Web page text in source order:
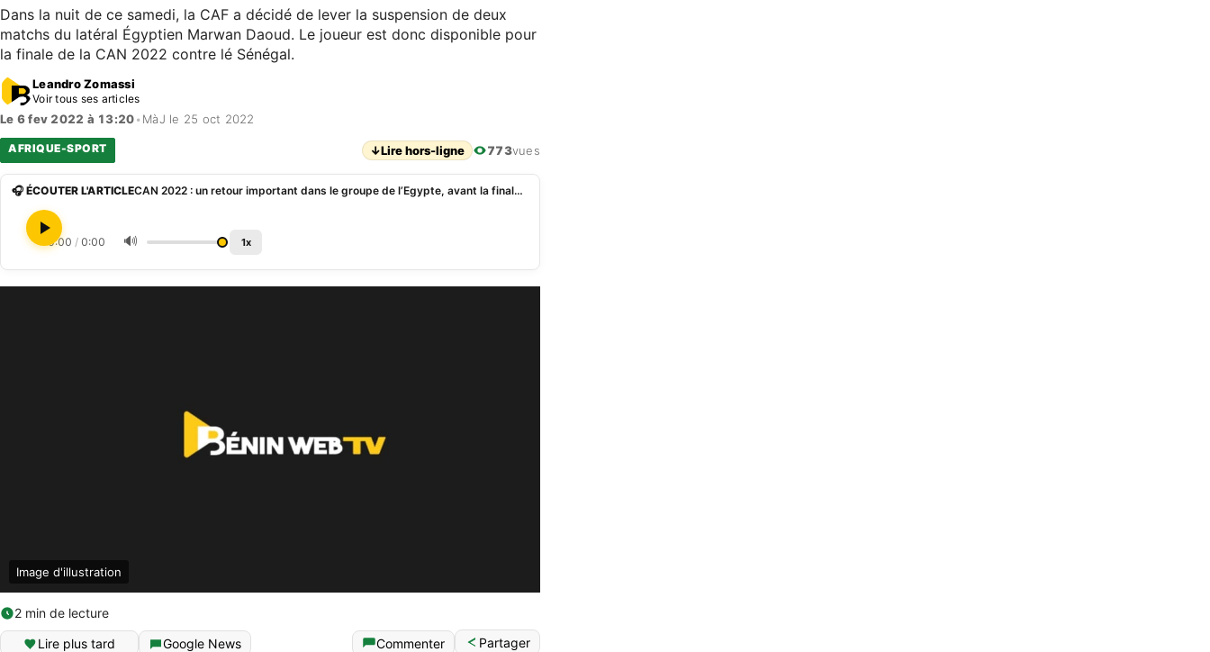
Dans la nuit de ce samedi, la CAF a décidé de lever la suspension de deux
matchs du latéral Égyptien Marwan Daoud. Le joueur est donc disponible pour
la finale de la CAN 2022 contre lé Sénégal.
Leandro Zomassi
Voir tous ses articles
Le 6 fev 2022 à 13:20• MàJ le 25 oct 2022
AFRIQUE-SPORT ↓Lire hors-ligne 773vues
🎧 ÉCOUTER L'ARTICLE CAN 2022 : un retour important dans le groupe de l’Egypte, avant la finale contre le Sénégal
0:00 / 0:00 🔊 1x
Image d'illustration
2 min de lecture
Lire plus tard
Google News Commenter Partager